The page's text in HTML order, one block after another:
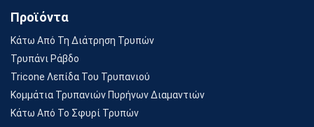
Προϊόντα
Κάτω Από Τη Διάτρηση Τρυπών
Τρυπάνι Ράβδο
Tricone Λεπίδα Του Τρυπανιού
Κομμάτια Τρυπανιών Πυρήνων Διαμαντιών
Κάτω Από Το Σφυρί Τρυπών